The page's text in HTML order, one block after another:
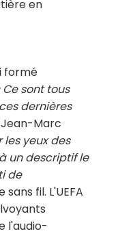
en
formé
Ce sont tous
dernières
Marc
yeux des
un descriptif le
de
fil. L'UEFA
l'audio-